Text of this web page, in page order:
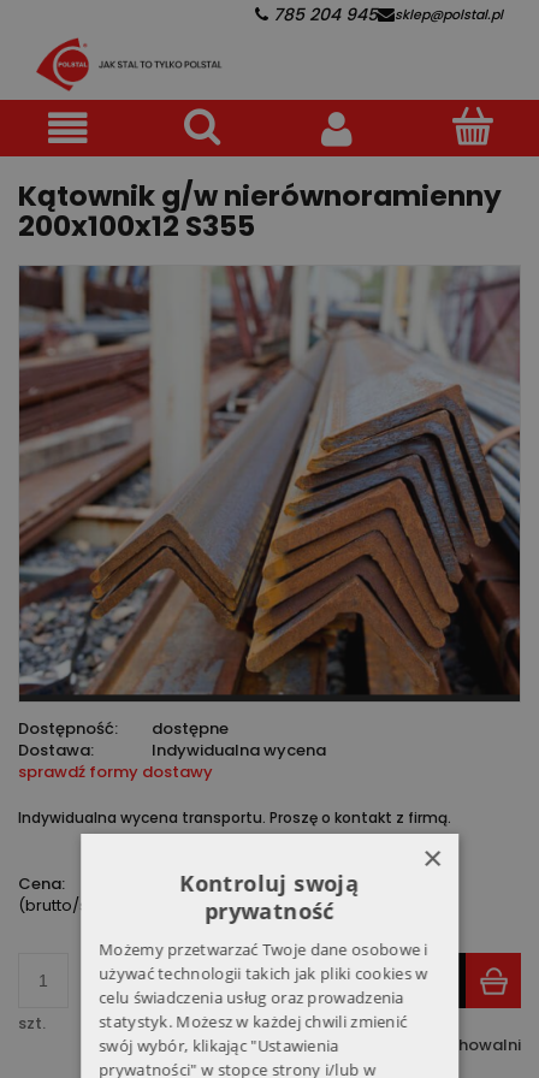
785 204 945 sklep@polstal.pl
Kątownik g/w nierównoramienny
200x100x12 S355
Dostępność:
dostępne
Dostawa:
Indywidualna wycena
sprawdź formy dostawy
Indywidualna wycena transportu. Proszę o kontakt z firmą.
Cena: 2 000,00 zł
(brutto/sztuka)
szt.
DO KOSZYKA
dodaj do przechowalni
×
Kontroluj swoją
prywatność
Możemy przetwarzać Twoje dane osobowe i
używać technologii takich jak pliki cookies w
celu świadczenia usług oraz prowadzenia
statystyk. Możesz w każdej chwili zmienić
swój wybór, klikając "Ustawienia
prywatności" w stopce strony i/lub w